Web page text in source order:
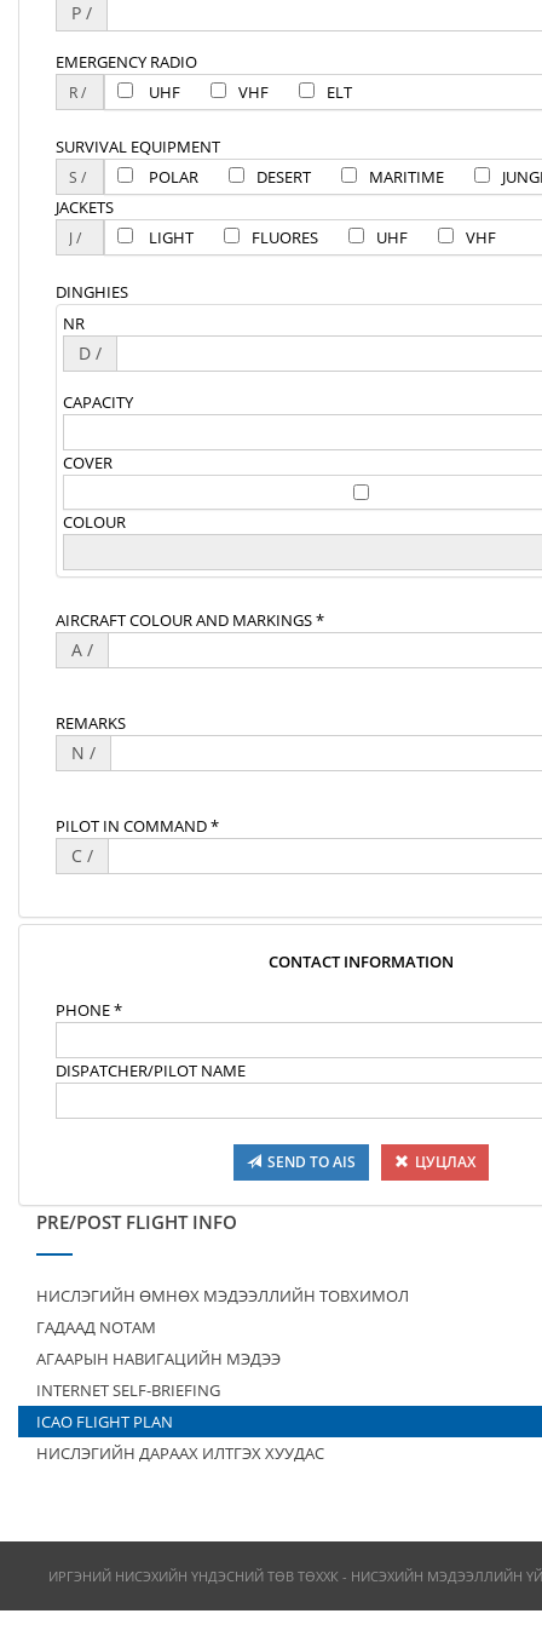
P /
EMERGENCY RADIO
UHF
VHF ELT
SURVIVAL EQUIPMENT
POLAR
DESERT MARITIME
JACKETS
LIGHT
FLUORES UHF VHF
DINGHIES
NR
D /
CAPACITY
COVER
COLOUR
AIRCRAFT COLOUR AND MARKINGS *
A /
REMARKS
N /
PILOT IN COMMAND *
C /
CONTACT INFORMATION
PHONE *
DISPATCHER/PILOT NAME
SEND TO AIS ЦУЦЛАХ
PRE/POST FLIGHT INFO
НИСЛЭГИЙН ӨМНӨХ МЭДЭЭЛЛИЙН ТОВХИМОЛ
ГАДААД NOTAM
АГААРЫН НАВИГАЦИЙН МЭДЭЭ
INTERNET SELF-BRIEFING
ICAO FLIGHT PLAN
НИСЛЭГИЙН ДАРААХ ИЛТГЭХ ХУУДАС
ИРГЭНИЙ НИСЭХИЙН ҮНДЭСНИЙ ТӨВ ТӨХХК - НИСЭХИЙН МЭДЭЭЛЛИЙН